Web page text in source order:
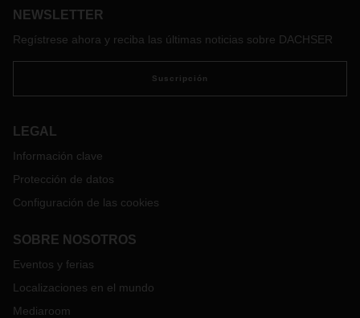
empresas y su capacidad de liderazgo si quieren atravesar
incertidumbre.
NEWSLETTER
Regístrese ahora y reciba las últimas noticias sobre DACHSER
Suscripción
LEGAL
Información clave
Protección de datos
Configuración de las cookies
SOBRE NOSOTROS
Eventos y ferias
Localizaciones en el mundo
Mediaroom